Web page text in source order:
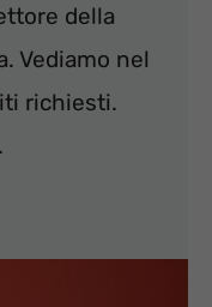
della
Vediamo nel
richiesti.